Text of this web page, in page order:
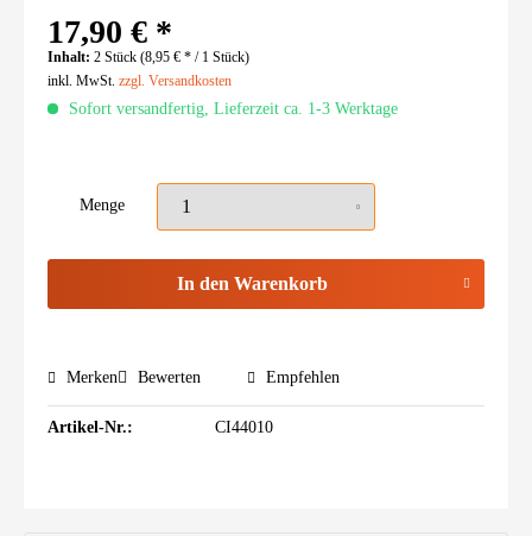
17,90 € *
Inhalt: 2 Stück (8,95 € * / 1 Stück)
inkl. MwSt. zzgl. Versandkosten
Sofort versandfertig, Lieferzeit ca. 1-3 Werktage
Menge
In den Warenkorb
Merken Bewerten Empfehlen
Artikel-Nr.: CI44010